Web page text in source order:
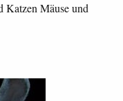
Katzen Mäuse und